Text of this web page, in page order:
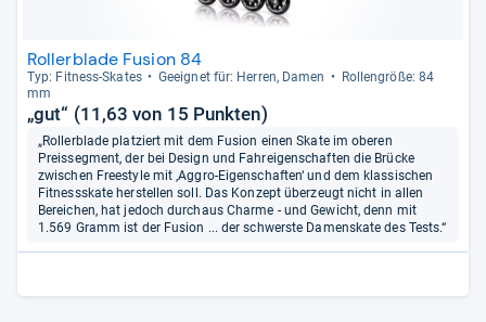
Rollerblade Fusion 84
Typ: Fit­ness-​Ska­tes Geeig­net für: Her­ren, Damen
Rol­len­größe: 84
mm
„gut“ (11,63 von 15 Punkten)
„Rollerblade platziert mit dem Fusion einen Skate im oberen
Preissegment, der bei Design und Fahreigenschaften die Brücke
zwischen Freestyle mit ‚Aggro-Eigenschaften‘ und dem klassischen
Fitnessskate herstellen soll. Das Konzept überzeugt nicht in allen
Bereichen, hat jedoch durchaus Charme - und Gewicht, denn mit
1.569 Gramm ist der Fusion ... der schwerste Damenskate des Tests.“